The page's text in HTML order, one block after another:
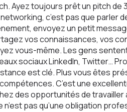
Ayez toujours prêt un pitch de
c’est pas que parler
envoyez un petit
vos connaissances, vos
vous-même. Les gens
sociaux LinkedIn, Twitter…
est clé. Plus vous êtes
C’est une
des opportunités de travailler
pas qu’une obligation